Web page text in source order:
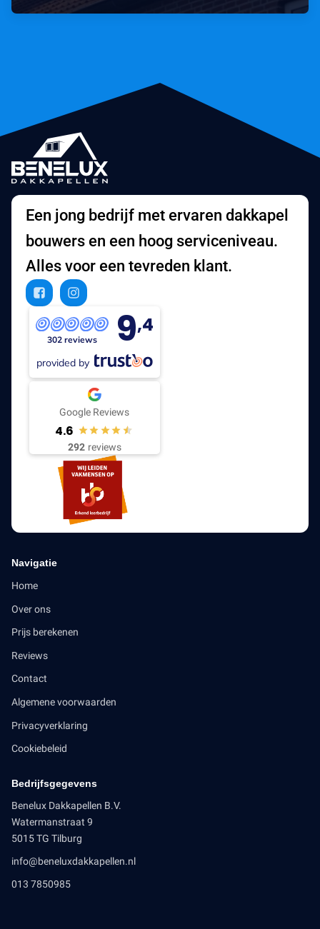
Een jong bedrijf met ervaren dakkapel
bouwers en een hoog serviceniveau.
Alles voor een tevreden klant.
302 reviews 9,4
provided by
Google Reviews
4.6
292 reviews
Navigatie
Home
Over ons
Prijs berekenen
Reviews
Contact
Algemene voorwaarden
Privacyverklaring
Cookiebeleid
Bedrijfsgegevens
Benelux Dakkapellen B.V.
Watermanstraat 9
5015 TG Tilburg
info@beneluxdakkapellen.nl
013 7850985